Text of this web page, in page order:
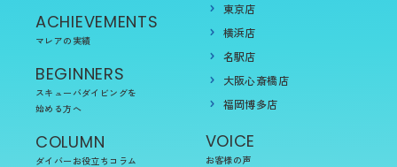
ACHIEVEMENTS
マレアの実績
BEGINNERS
スキューバダイビングを
始める方へ
COLUMN
ダイバーお役立ちコラム
東京店
横浜店
名駅店
大阪心斎橋店
福岡博多店
VOICE
お客様の声